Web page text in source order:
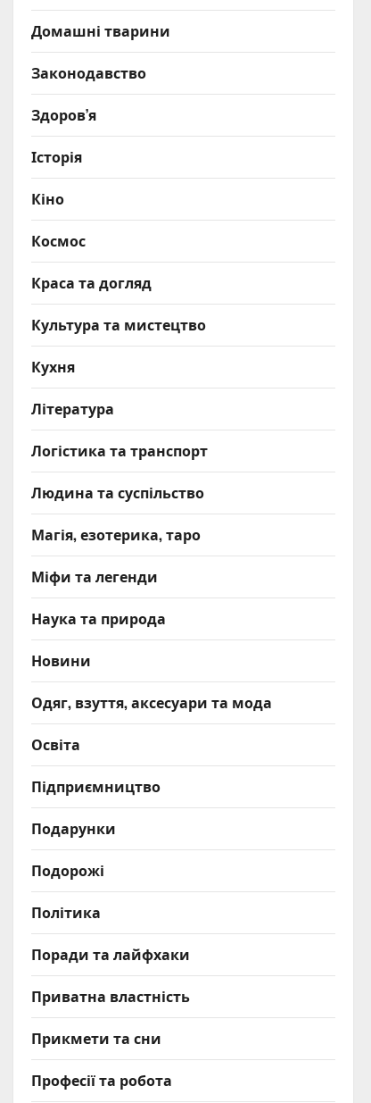
Домашні тварини
Законодавство
Здоров’я
Історія
Кіно
Космос
Краса та догляд
Культура та мистецтво
Кухня
Література
Логістика та транспорт
Людина та суспільство
Магія, езотерика, таро
Міфи та легенди
Наука та природа
Новини
Одяг, взуття, аксесуари та мода
Освіта
Підприємництво
Подарунки
Подорожі
Політика
Поради та лайфхаки
Приватна властність
Прикмети та сни
Професії та робота